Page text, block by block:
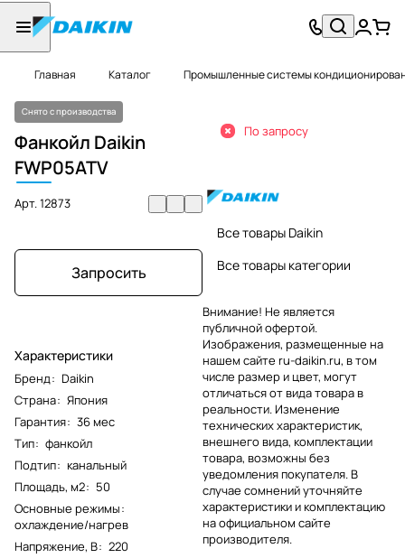
Главная Каталог Промышленные системы
Снято с производства
Фанкойл Daikin
FWP05ATV
Арт.12873
Запросить
Характеристики
Бренд: Daikin
Страна: Япония
Гарантия: 36 мес
Тип: фанкойл
Подтип: канальный
Площадь, м2: 50
Основные режимы:
охлаждение/нагрев
Напряжение, В: 220
По запросу
Все товары Daikin
Все товары категории
Внимание! Не является
публичной офертой.
Изображения, размещенные на
нашем сайте ru-daikin.ru, в том
числе размер и цвет, могут
отличаться от вида товара в
реальности. Изменение
технических характеристик,
внешнего вида, комплектации
товара, возможны без
уведомления покупателя. В
случае сомнений уточняйте
характеристики и комплектацию
на официальном сайте
производителя.